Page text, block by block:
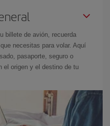
billete de avión, recuerda
necesitas para volar. Aquí
pasaporte, seguro o
el origen y el destino de tu